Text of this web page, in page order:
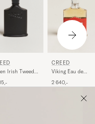
Irish Tweed
CREED
Viking Eau de
2 640,-